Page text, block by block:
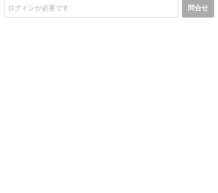
問合せ